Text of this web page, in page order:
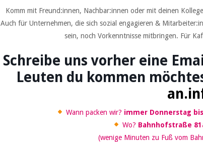
Komm mit Freund:innen, Nachbar:innen oder mit deinen
Auch für Unternehmen, die sich sozial engagieren &
sein, noch Vorkenntnisse mitbringen. Für
Schreibe uns vorher eine
Leuten du kommen
Wann packen wir? immer Donnerstag
Wo? Bahnhofstraße
(wenige Minuten zu Fuß vom